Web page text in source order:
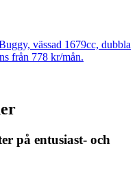
vässad 1679cc, dubbla
från 778 kr/mån.
på entusiast- och